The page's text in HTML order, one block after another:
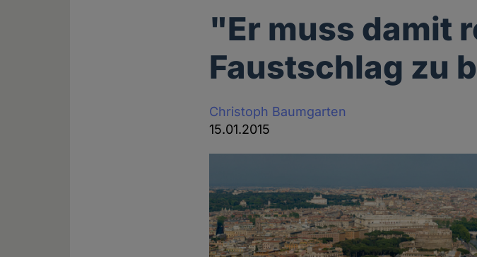
"Er muss damit
Faustschlag zu
Christoph Baumgarten
15.01.2015